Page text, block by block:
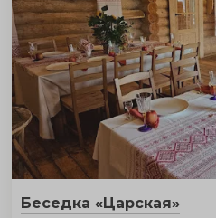
Беседка «Царская»